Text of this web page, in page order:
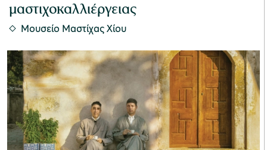
μαστιχοκαλλιέργειας
Μουσείο Μαστίχας Χίου